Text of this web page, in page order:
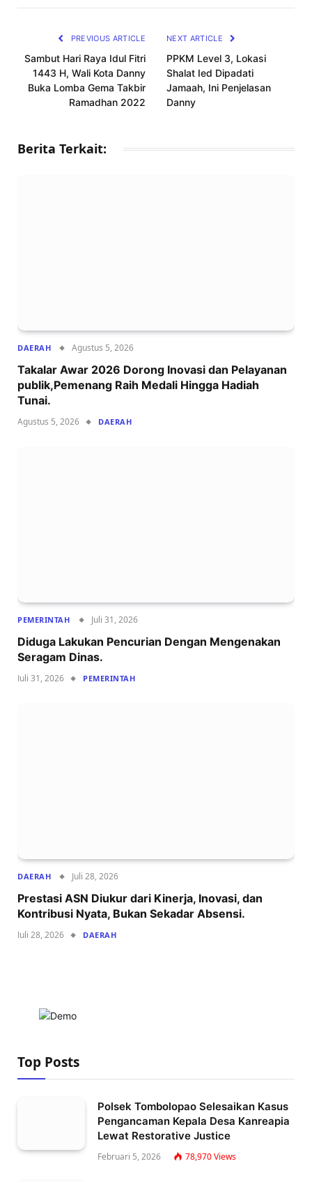
PREVIOUS ARTICLE
Sambut Hari Raya Idul Fitri
1443 H, Wali Kota Danny
Buka Lomba Gema Takbir
Ramadhan 2022
NEXT ARTICLE
PPKM Level 3, Lokasi
Shalat Ied Dipadati
Jamaah, Ini Penjelasan
Danny
Berita Terkait:
DAERAH Agustus 5, 2026
Takalar Awar 2026 Dorong Inovasi dan Pelayanan
publik,Pemenang Raih Medali Hingga Hadiah
Tunai.
Agustus 5, 2026 DAERAH
PEMERINTAH Juli 31, 2026
Diduga Lakukan Pencurian Dengan Mengenakan
Seragam Dinas.
Juli 31, 2026 PEMERINTAH
DAERAH Juli 28, 2026
Prestasi ASN Diukur dari Kinerja, Inovasi, dan
Kontribusi Nyata, Bukan Sekadar Absensi.
Juli 28, 2026 DAERAH
Top Posts
Polsek Tombolopao Selesaikan Kasus
Pengancaman Kepala Desa Kanreapia
Lewat Restorative Justice
Februari 5, 2026 78,970Views